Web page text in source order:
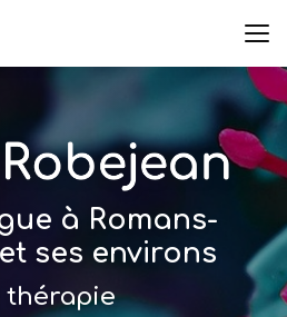
à Romans-
ses environs
thérapie